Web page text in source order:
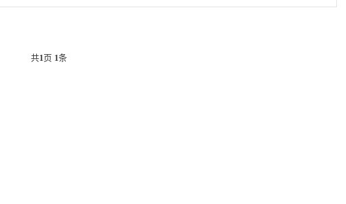
共1页 1条